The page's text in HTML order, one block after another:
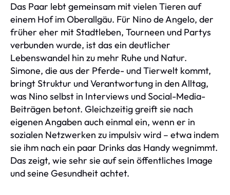
Das Paar lebt gemeinsam mit vielen Tieren auf
einem Hof im Oberallgäu. Für Nino de Angelo, der
früher eher mit Stadtleben, Tourneen und Partys
verbunden wurde, ist das ein deutlicher
Lebenswandel hin zu mehr Ruhe und Natur.
Simone, die aus der Pferde- und Tierwelt kommt,
bringt Struktur und Verantwortung in den Alltag,
was Nino selbst in Interviews und Social-Media-
Beiträgen betont. Gleichzeitig greift sie nach
eigenen Angaben auch einmal ein, wenn er in
sozialen Netzwerken zu impulsiv wird – etwa indem
sie ihm nach ein paar Drinks das Handy wegnimmt.
Das zeigt, wie sehr sie auf sein öffentliches Image
und seine Gesundheit achtet.